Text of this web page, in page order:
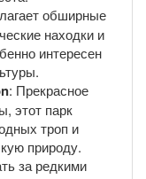
обширные
находки и
интересен
: Прекрасное
этот парк
троп и
природу.
за редкими